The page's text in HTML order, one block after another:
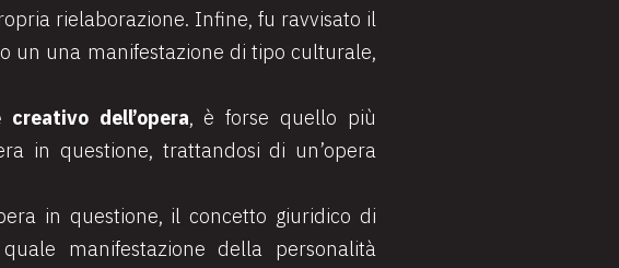
rielaborazione. Infine, fu ravvisato il
un una manifestazione di tipo culturale,
dell’opera, è forse quello più
in questione, trattandosi di un’opera
in questione, il concetto giuridico di
manifestazione della personalità